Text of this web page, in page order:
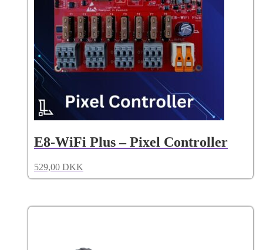
E8-WiFi Plus – Pixel Controller
529,00 DKK